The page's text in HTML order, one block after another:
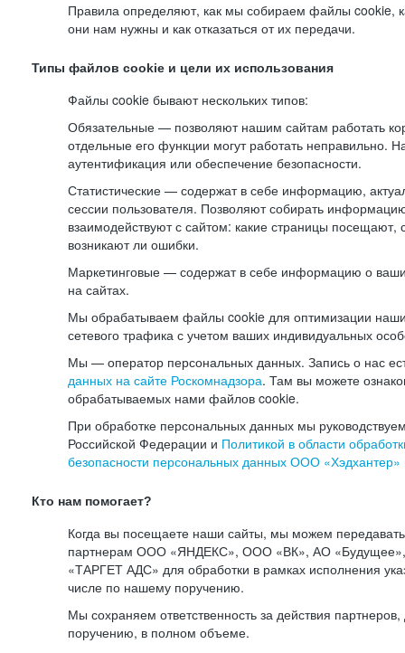
Правила определяют, как мы собираем файлы cookie,
они нам нужны и как отказаться от их передачи.
Типы файлов cookie и цели их использования
Файлы cookie бывают нескольких типов:
Обязательные — позволяют нашим сайтам работать
отдельные его функции могут работать неправильно.
аутентификация или обеспечение безопасности.
Статистические — содержат в себе информацию,
сессии пользователя. Позволяют собирать
взаимодействуют с сайтом: какие страницы посещают,
возникают ли ошибки.
Маркетинговые — содержат в себе информацию о
на сайтах.
Мы обрабатываем файлы cookie для оптимизации
сетевого трафика с учетом ваших индивидуальных
Мы — оператор персональных данных. Запись о нас
данных на сайте Роскомнадзора. Там вы можете
обрабатываемых нами файлов cookie.
При обработке персональных данных мы
Российской Федерации и Политикой в области
безопасности персональных данных ООО «Хэдхантер»
Кто нам помогает?
Когда вы посещаете наши сайты, мы можем
партнерам ООО «ЯНДЕКС», ООО «ВК», АО
«ТАРГЕТ АДС» для обработки в рамках исполнения
числе по нашему поручению.
Мы сохраняем ответственность за действия
поручению, в полном объеме.